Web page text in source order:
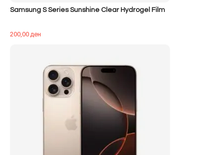
Samsung S Series Sunshine Clear Hydrogel Film
200,00ден